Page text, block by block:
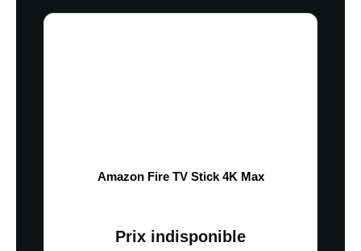
Amazon Fire TV Stick 4K Max
Prix indisponible